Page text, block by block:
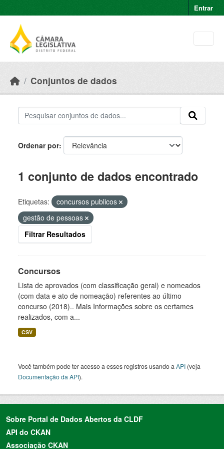
Entrar
Conjuntos de dados
Ordenar por
1 conjunto de dados encontrado
Etiquetas:
concursos publicos
gestão de pessoas
Filtrar Resultados
Concursos
Lista de aprovados (com classificação geral) e nomeados
(com data e ato de nomeação) referentes ao último
concurso (2018).. Mais Informações sobre os certames
realizados, com a...
CSV
Você também pode ter acesso a esses registros usando a API (veja
Documentação da API).
Sobre Portal de Dados Abertos da CLDF
API do CKAN
Associação CKAN